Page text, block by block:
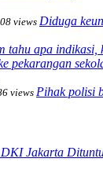
views Diduga
views Pihak polisi